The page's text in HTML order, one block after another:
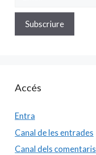
Accés
Entra
Canal de les entrades
Canal dels comentaris